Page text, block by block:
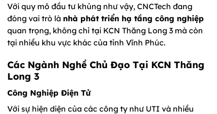
Với quy mô đầu tư khủng như vậy, CNCTech đang
đóng vai trò là nhà phát triển hạ tầng công nghiệp
quan trọng, không chỉ tại KCN Thăng Long 3 mà còn
tại nhiều khu vực khác của tỉnh Vĩnh Phúc.
Các Ngành Nghề Chủ Đạo Tại KCN Thăng
Long 3
Công Nghiệp Điện Tử
Với sự hiện diện của các công ty như UTI và nhiều